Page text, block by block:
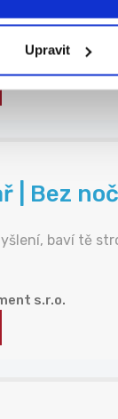
Upravit
s.r.o.
| Bez
baví tě
s.r.o.